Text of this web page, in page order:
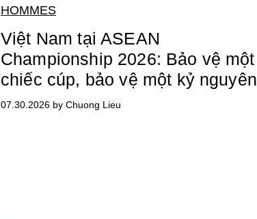
HOMMES
Việt Nam tại ASEAN
Championship 2026: Bảo vệ một
chiếc cúp, bảo vệ một kỷ nguyên
07.30.2026 by Chuong Lieu